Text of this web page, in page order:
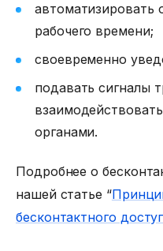
автоматизировать
рабочего времени;
своевременно
подавать сигналы
органами.
Подробнее о
нашей статье “
бесконтактного